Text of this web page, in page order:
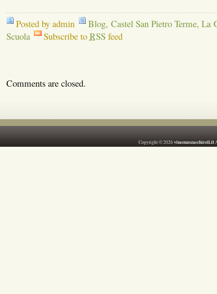
Posted by admin Blog, Castel San Pietro Terme,La
Scuola
Subscribe to RSSfeed
Comments are closed.
Copyright © 2026vincenzozacchiroli.it